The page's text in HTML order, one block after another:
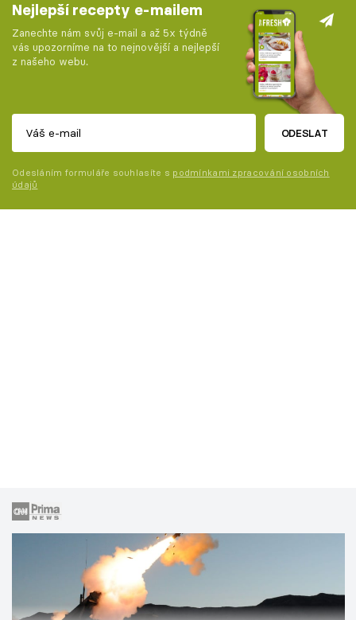
Nejlepší recepty e-mailem
Zanechte nám svůj e-mail a až 5x týdně
vás upozorníme na to nejnovější a nejlepší
z našeho webu.
ODESLAT
Odesláním formuláře souhlasíte s podmínkami zpracování osobních
údajů